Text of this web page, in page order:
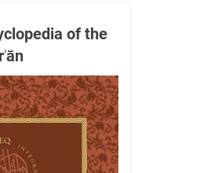
of the